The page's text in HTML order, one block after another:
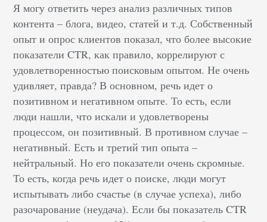
Я могу ответить через анализ различных типов
контента – блога, видео, статей и т.д. Собственный
опыт и опрос клиентов показал, что более высокие
показатели CTR, как правило, коррелируют с
удовлетворенностью поисковым опытом. Не очень
удивляет, правда? В основном, речь идет о
позитивном и негативном опыте. То есть, если
люди нашли, что искали и удовлетворены
процессом, он позитивный. В противном случае –
негативный. Есть и третий тип опыта –
нейтральный. Но его показатели очень скромные.
То есть, когда речь идет о поиске, люди могут
испытывать либо счастье (в случае успеха), либо
разочарование (неудача). Если бы показатель CTR